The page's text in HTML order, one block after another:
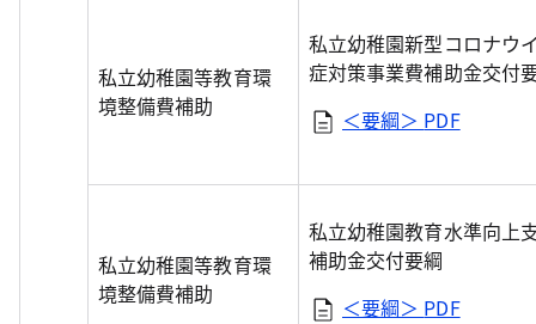
私立幼稚園等教育環
境整備費補助
私立幼稚園新型コロナウ
症対策事業費補助金交付
＜要綱＞ PDF
私立幼稚園等教育環
境整備費補助
私立幼稚園教育水準向上
補助金交付要綱
＜要綱＞ PDF